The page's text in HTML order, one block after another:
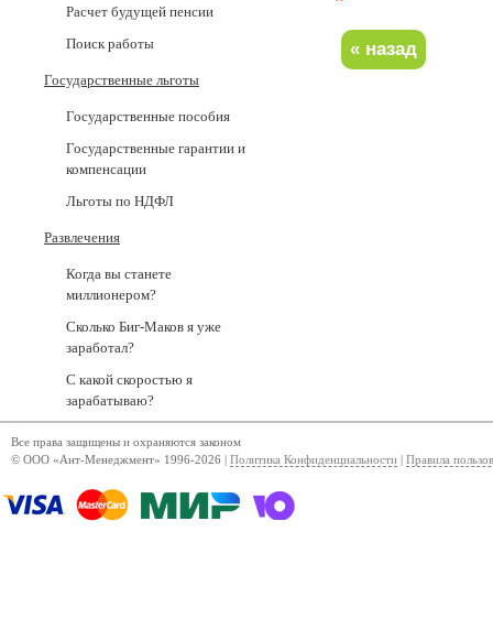
Расчет будущей пенсии
Поиск работы
Государственные льготы
Государственные пособия
Государственные гарантии и
компенсации
Льготы по НДФЛ
Развлечения
Когда вы станете
миллионером?
Сколько Биг-Маков я уже
заработал?
С какой скоростью я
зарабатываю?
Все права защищены и охраняются законом
© ООО «Ант-Менеджмент» 1996-2026 | Политика Конфиденциальности Правила